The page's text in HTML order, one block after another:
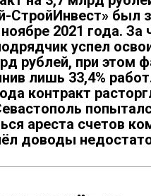
СтройИнвест» был
2021 года. За
успел
рублей, при этом
лишь 33,4%
контракт
ареста счетов
доводы